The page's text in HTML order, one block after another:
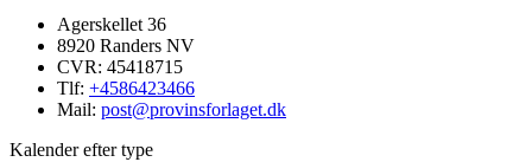
Agerskellet 36
8920 Randers NV
CVR: 45418715
Tlf: +4586423466
Mail: post@provinsforlaget.dk
Kalender efter type